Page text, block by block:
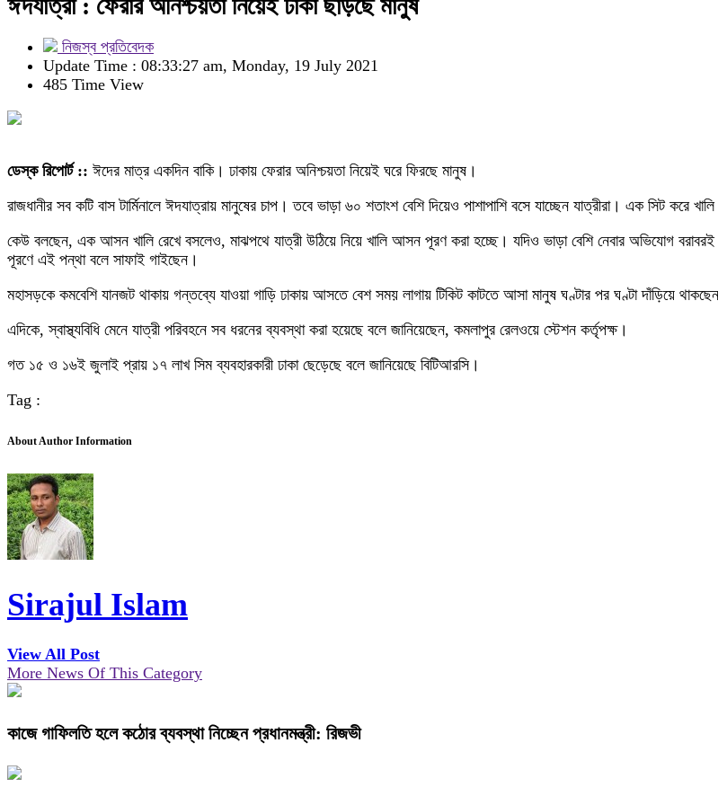
ঈদযাত্রা : ফেরার অনিশ্চয়তা নিয়েই ঢাকা ছাড়ছে মানুষ
নিজস্ব প্রতিবেদক
Update Time : 08:33:27 am, Monday, 19 July 2021
485 Time View
ডেস্ক রিপোর্ট :: ঈদের মাত্র একদিন বাকি। ঢাকায় ফেরার অনিশ্চয়তা নিয়েই ঘরে ফিরছে মানুষ।
রাজধানীর সব কটি বাস টার্মিনালে ঈদযাত্রায় মানুষের চাপ। তবে ভাড়া ৬০ শতাংশ বেশি দিয়েও পাশাপাশি বসে যাচ্ছেন যাত্রীরা। এক সিট করে
কেউ বলছেন, এক আসন খালি রেখে বসলেও, মাঝপথে যাত্রী উঠিয়ে নিয়ে খালি আসন পূরণ করা হচ্ছে। যদিও ভাড়া বেশি নেবার অভিযোগ বরাবরই
পূরণে এই পন্থা বলে সাফাই গাইছেন।
মহাসড়কে কমবেশি যানজট থাকায় গন্তব্যে যাওয়া গাড়ি ঢাকায় আসতে বেশ সময় লাগায় টিকিট কাটতে আসা মানুষ ঘণ্টার পর ঘণ্টা দাঁড়িয়ে
এদিকে, স্বাস্থ্যবিধি মেনে যাত্রী পরিবহনে সব ধরনের ব্যবস্থা করা হয়েছে বলে জানিয়েছেন, কমলাপুর রেলওয়ে স্টেশন কর্তৃপক্ষ।
গত ১৫ ও ১৬ই জুলাই প্রায় ১৭ লাখ সিম ব্যবহারকারী ঢাকা ছেড়েছে বলে জানিয়েছে বিটিআরসি।
Tag :
About Author Information
Sirajul Islam
View All Post
More News Of This Category
কাজে গাফিলতি হলে কঠোর ব্যবস্থা নিচ্ছেন প্রধানমন্ত্রী: রিজভী